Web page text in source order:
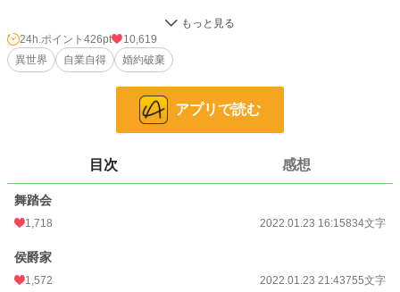
ならば、結婚までは好きに過ごしていいだろう？と、思った。
侯爵子息アリストには幼馴染がいる。
幼馴染が、出産に耐えられるほど身体が丈夫であったならアリストは彼女を伴侶
可愛らしく、淑やかな幼馴染が愛おしい。
それが叶うなら子がなくても、と思うのだが、父はそれを認めない。
幼馴染のような愛らしさも、優しさもない。
平凡な容姿。口うるさい貴族令嬢。
うんざりだ。
幼馴染はずっと屋敷の中で育てられた為、外の事を知らない。
彼女のために、華やかな舞踏会を見せたかった。
24h.ポイント 426pt
10,619
異世界
自業自得 婚約破棄
アプリで読む
目次 感想
舞踏会
1,718 2022.01.23 16:15834文字
侯爵家
1,572 2022.01.23 21:43755文字